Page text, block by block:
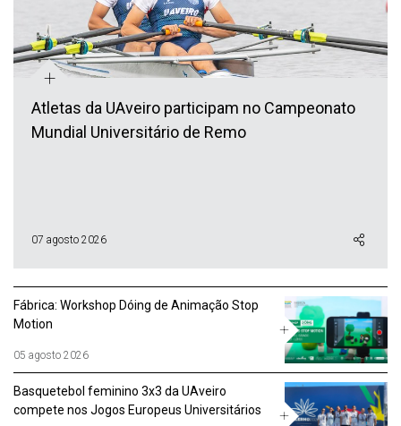
+
Atletas da UAveiro participam no Campeonato
Mundial Universitário de Remo
07 agosto 2026
Fábrica: Workshop Dóing de Animação Stop
Motion
05 agosto 2026
Basquetebol feminino 3x3 da UAveiro
compete nos Jogos Europeus Universitários